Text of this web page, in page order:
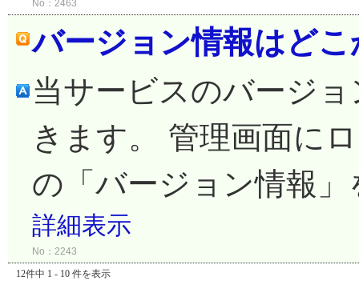
No：2463
バージョン情報はど
当サービスのバージ
きます。 管理画面に
の「バージョン情報
詳細表示
No：2243
12件中 1 - 10 件を表示